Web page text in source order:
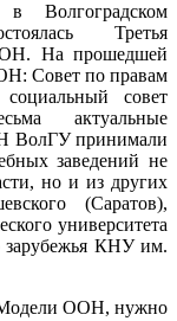
Третья
На прошедшей
Совет по правам
совет
актуальные
ВолГУ принимали
заведений не
но и из других
(Саратов),
университета
зарубежья КНУ им.
Модели ООН, нужно